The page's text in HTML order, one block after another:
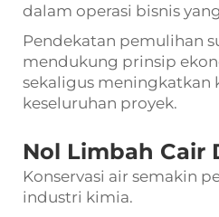
dalam operasi bisnis
Pendekatan pemulihan
mendukung prinsip
sekaligus meningkatkan
keseluruhan proyek.
Nol Limbah Cair
Konservasi air semakin
industri kimia.